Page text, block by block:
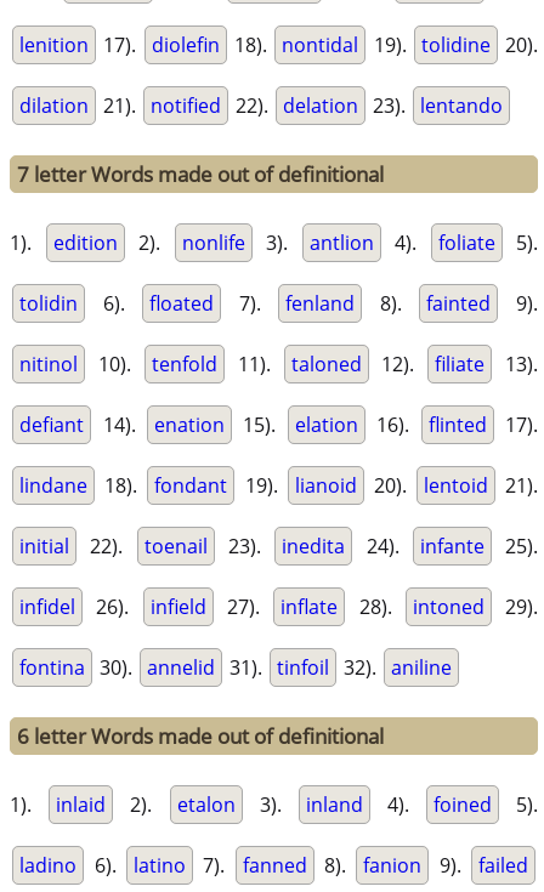
lenition 17). diolefin 18). nontidal 19). tolidine 20).
dilation 21). notified 22). delation 23). lentando
7 letter Words made out of definitional
1). edition 2). nonlife 3). antlion 4). foliate 5).
tolidin 6). floated 7). fenland 8). fainted 9).
nitinol 10). tenfold 11). taloned 12). filiate 13).
defiant 14). enation 15). elation 16). flinted 17).
lindane 18). fondant 19). lianoid 20). lentoid 21).
initial 22). toenail 23). inedita 24). infante 25).
infidel 26). infield 27). inflate 28). intoned 29).
fontina 30). annelid 31). tinfoil 32). aniline
6 letter Words made out of definitional
1). inlaid 2). etalon 3). inland 4). foined 5).
ladino 6). latino 7). fanned 8). fanion 9). failed